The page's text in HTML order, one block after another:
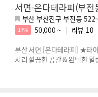
서면-온다테라피(부전
부산 부산진구 부전동
17% 50,000 ~ 리뷰 10
부산 서면 [온다테라피] ★타
셔리 깔끔한 공간 & 완벽한